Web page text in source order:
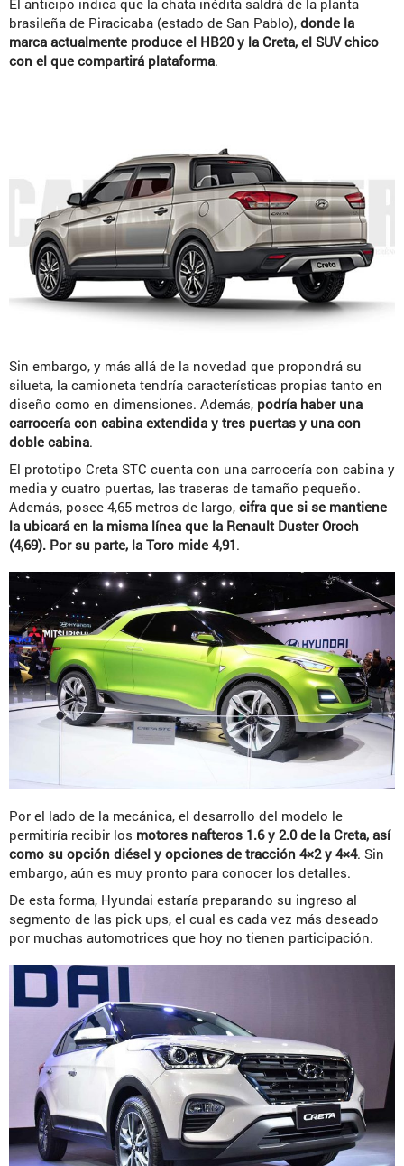
brasileña de Piracicaba (estado de San Pablo), donde la
marca actualmente produce el HB20 y la Creta, el SUV chico
con el que compartirá plataforma.
Sin embargo, y más allá de la novedad que propondrá su
silueta, la camioneta tendría características propias tanto en
diseño como en dimensiones. Además, podría haber una
carrocería con cabina extendida y tres puertas y una con
doble cabina.
El prototipo Creta STC cuenta con una carrocería con cabina y
media y cuatro puertas, las traseras de tamaño pequeño.
Además, posee 4,65 metros de largo, cifra que si se mantiene
la ubicará en la misma línea que la Renault Duster Oroch
(4,69). Por su parte, la Toro mide 4,91.
Por el lado de la mecánica, el desarrollo del modelo le
permitiría recibir los motores nafteros 1.6 y 2.0 de la Creta, así
como su opción diésel y opciones de tracción 4×2 y 4×4. Sin
embargo, aún es muy pronto para conocer los detalles.
De esta forma, Hyundai estaría preparando su ingreso al
segmento de las pick ups, el cual es cada vez más deseado
por muchas automotrices que hoy no tienen participación.